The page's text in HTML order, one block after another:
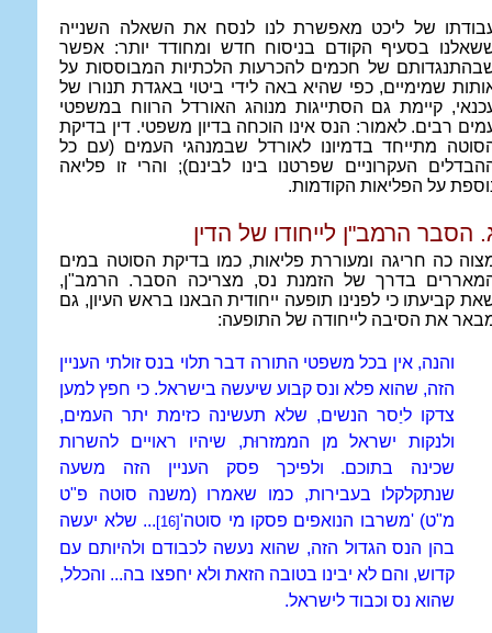
של ליכט מאפשרת לנו לנסח את השאלה השנייה
בסעיף הקודם בניסוח חדש ומחודד יותר: אפשר
של חכמים להכרעות הלכתיות המבוססות על
שמימיים, כפי שהיא באה לידי ביטוי באגדת תנורו של
קיימת גם הסתייגות מנוהג האורדל הרווח במשפטי
רבים. לאמור: הנס אינו הוכחה בדיון משפטי. דין בדיקת
מתייחד בדמיונו לאורדל שבמנהגי העמים (עם כל
העקרוניים שפרטנו בינו לבינם); והרי זו פליאה
על הפליאות הקודמות.
הסבר הרמב"ן לייחודו של הדין
כה חריגה ומעוררת פליאות, כמו בדיקת הסוטה במים
בדרך של הזמנת נס, מצריכה הסבר. הרמב"ן,
קביעתו כי לפנינו תופעה ייחודית הבאנו בראש העיון, גם
את הסיבה לייחודה של התופעה:
והנה, אין בכל משפטי התורה דבר תלוי בנס זולתי העניין
הזה, שהוא פלא ונס קבוע שיעשה בישראל. כי חפץ למען
צדקו ליַסר הנשים, שלא תעשינה כזימת יתר העמים,
ולנקות ישראל מן הממזרוּת, שיהיו ראויים להשרות
שכינה בתוכם. ולפיכך פסק העניין הזה משעה
שנתקלקלו בעבירות, כמו שאמרו (משנה סוטה פ"ט
מ"ט) 'משרבו הנואפים פסקו מי סוטה'[16] ... שלא יעשה
בהן הנס הגדול הזה, שהוא נעשה לכבודם ולהיותם עם
קדוש, והם לא יבינו בטובה הזאת ולא יחפצו בה... והכלל,
שהוא נס וכבוד לישראל.